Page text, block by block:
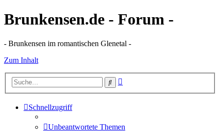
Brunkensen.de - Forum -
- Brunkensen im romantischen Glenetal -
Zum Inhalt
Suche
Schnellzugriff
Unbeantwortete Themen